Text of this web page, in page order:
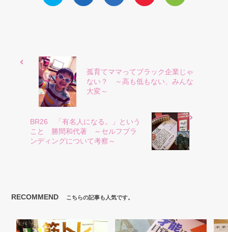
孤育てママってブラック企業じゃ
ない？ ～高も低もない、みんな
大変～
BR26 「有名人になる。」という
こと 勝間和代著 ～セルフブラ
ンディングについて考察～
RECOMMEND こちらの記事も人気です。